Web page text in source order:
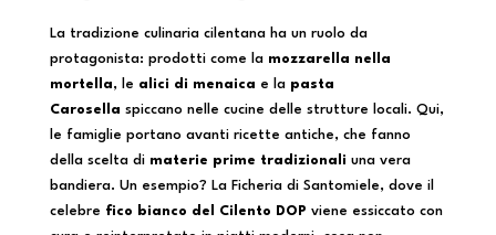
La tradizione culinaria cilentana ha un ruolo da
protagonista: prodotti come la mozzarella nella
mortella, le alici di menaica e la pasta
Carosella spiccano nelle cucine delle strutture locali. Qui,
le famiglie portano avanti ricette antiche, che fanno
della scelta di materie prime tradizionali una vera
bandiera. Un esempio? La Ficheria di Santomiele, dove il
celebre fico bianco del Cilento DOP viene essiccato con